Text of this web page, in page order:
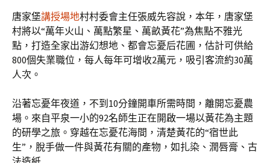
唐家堡講授場地村村委會主任張威先容說，本年，唐家堡
村將以“萬年火山、萬點繁星、萬畝黃花”為焦點不雅光
點，打造全家出游幻想地、都會忘憂后花圃，估計可供給
800個失業職位，每人每年可增收2萬元，吸引客流約30萬
人次。
沿著忘憂年夜道，不到10分鐘開車所需時間，離開忘憂農
場。來自平泉一小的92名師生正在開啟一場以黃花為主題
的研學之旅。穿越在忘憂花海間，清楚黃花的“宿世此
生”，脫手做一件與黃花有關的產物，如扎染、潤唇膏、古